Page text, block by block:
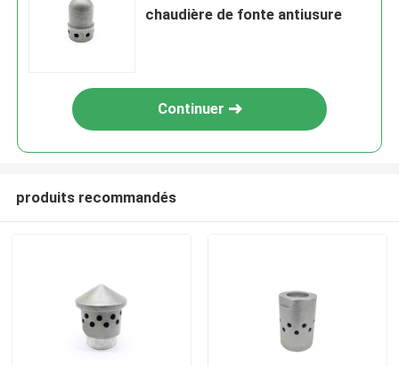
chaudière de fonte antiusure
Continuer
produits recommandés